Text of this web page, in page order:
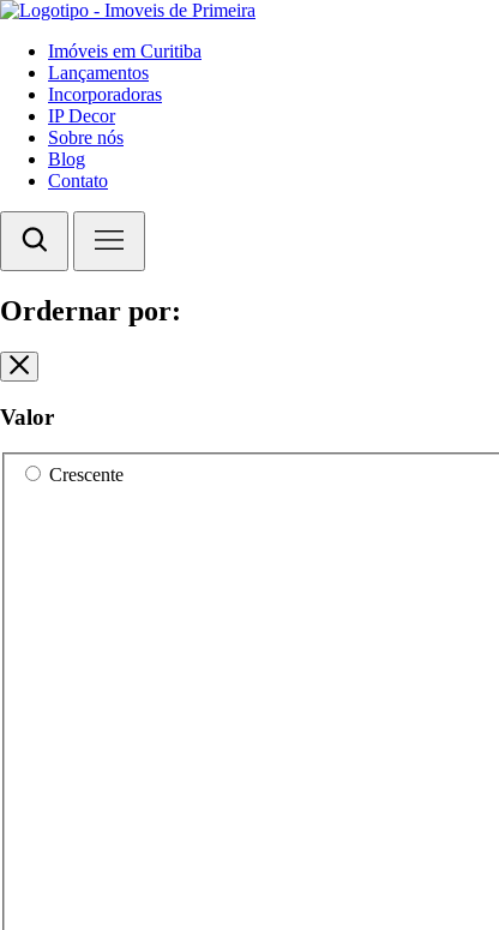
Imóveis em Curitiba
Lançamentos
Incorporadoras
IP Decor
Sobre nós
Blog
Contato
Ordernar por:
Valor
Crescente